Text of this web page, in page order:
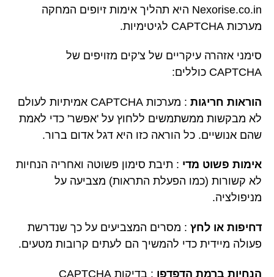
Nexorise.co.in היא תהליך אימות זיופים המחקה
מערכות CAPTCHA לגיטימיות.
סימני אזהרה עיקריים של צ'קים מזויפים של
CAPTCHA כוללים:
הוראות חריגות
: מערכות CAPTCHA אמיתיות לעולם
לא מבקשות ממשתמשים ללחוץ על 'אפשר' כדי לאמת
שהם אנושיים. כל הוראה כזו היא דגל אדום ברור.
אימות פשוט מדי : תיבת סימון פשוטה ואחריה הנחיות
לא קשורות (כמו הפעלת התראות) מצביעה על
מניפולציה.
דחיפות או לחץ : מסרים המצביעים על כך שנדרשת
פעולה מיידית כדי להמשיך הם לעתים קרובות מטעים.
הנחיות ברמת הדפדפן
: בדיקות CAPTCHA